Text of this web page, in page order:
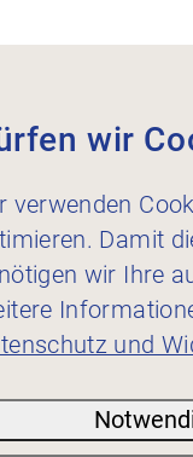
wir
verwenden
Damit
wir Ihre
und